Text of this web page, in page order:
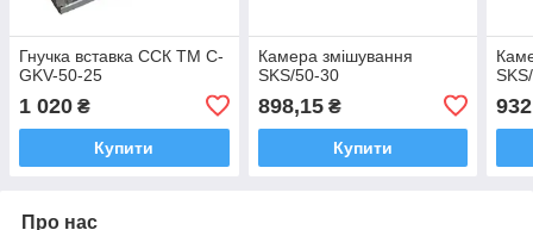
Гнучка вставка ССК ТМ C-
GKV-50-25
1 020 ₴
Купити
Камера змішування
SKS/50-30
898,15₴
Купити
Про нас